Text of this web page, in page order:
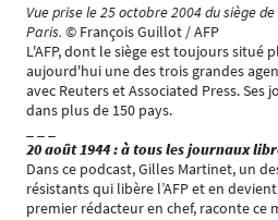
Vue prise le 25 octobre 2004 du siège
Paris. © François Guillot / AFP
L'AFP, dont le siège est toujours situé
aujourd'hui une des trois grandes
avec Reuters et Associated Press.
dans plus de 150 pays.
20 août 1944 : à tous les journaux
Dans ce podcast, Gilles Martinet, un
résistants qui libère l’AFP et en
premier rédacteur en chef, raconte